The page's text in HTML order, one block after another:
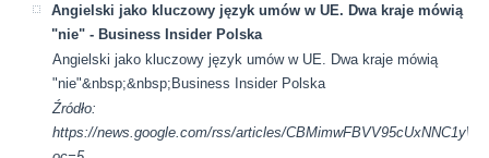
Angielski jako kluczowy język umów w UE. Dwa kraje mówią
"nie" - Business Insider Polska
Angielski jako kluczowy język umów w UE. Dwa kraje mówią
"nie"&nbsp;&nbsp;Business Insider Polska
Źródło:
https://news.google.com/rss/articles/